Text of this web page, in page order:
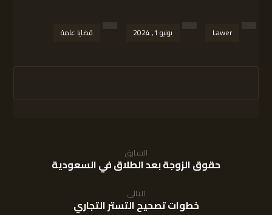
Lawer يونيو 1, 2024 قضايا عامة
السابق
حقوق الزوجة بعد الطلاق في السعودية
التالى
خطوات تصحيح التستر التجاري